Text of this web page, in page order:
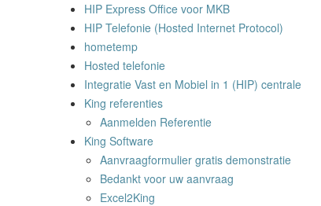
HIP Express Office voor MKB
HIP Telefonie (Hosted Internet Protocol)
hometemp
Hosted telefonie
Integratie Vast en Mobiel in 1 (HIP) centrale
King referenties
Aanmelden Referentie
King Software
Aanvraagformulier gratis demonstratie
Bedankt voor uw aanvraag
Excel2King